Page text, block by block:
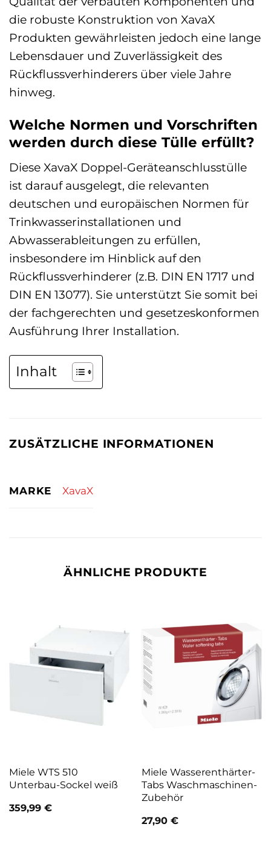
die robuste Konstruktion von XavaX
Produkten gewährleisten jedoch eine lange
Lebensdauer und Zuverlässigkeit des
Rückflussverhinderers über viele Jahre
hinweg.
Welche Normen und Vorschriften
werden durch diese Tülle erfüllt?
Diese XavaX Doppel-Geräteanschlusstülle
ist darauf ausgelegt, die relevanten
deutschen und europäischen Normen für
Trinkwasserinstallationen und
Abwasserableitungen zu erfüllen,
insbesondere im Hinblick auf den
Rückflussverhinderer (z.B. DIN EN 1717 und
DIN EN 13077). Sie unterstützt Sie somit bei
der fachgerechten und gesetzeskonformen
Ausführung Ihrer Installation.
Inhalt
ZUSÄTZLICHE INFORMATIONEN
MARKE XavaX
ÄHNLICHE PRODUKTE
Miele WTS 510
Unterbau-Sockel weiß
359,99 €
Miele Wasserenthärter-
Tabs Waschmaschinen-
Zubehör
27,90 €